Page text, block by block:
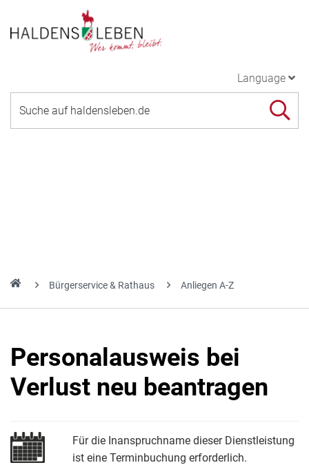
Language
Bürgerservice & Rathaus Anliegen A-Z
Personalausweis bei
Verlust neu beantragen
Für die Inanspruchname dieser Dienstleistung
ist eine Terminbuchung erforderlich.